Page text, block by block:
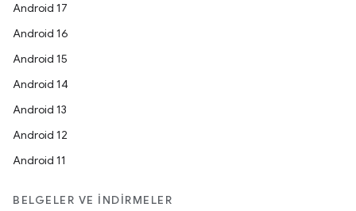
Android 17
Android 16
Android 15
Android 14
Android 13
Android 12
Android 11
BELGELER VE İNDIRMELER